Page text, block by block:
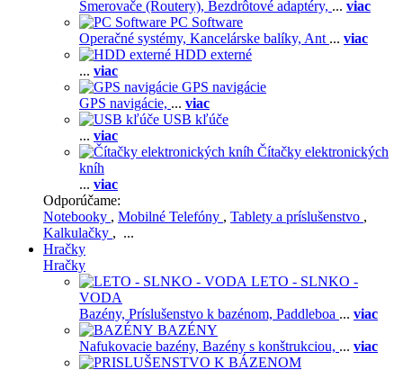
Smerovače (Routery), Bezdrôtové adaptéry, ... viac
PC Software
Operačné systémy, Kancelárske balíky, Ant ... viac
HDD externé
... viac
GPS navigácie
GPS navigácie, ... viac
USB kľúče
... viac
Čítačky elektronických
kníh
... viac
Odporúčame:
Notebooky , Mobilné Telefóny , Tablety a príslušenstvo ,
Kalkulačky , ...
Hračky
Hračky
LETO - SLNKO -
VODA
Bazény, Príslušenstvo k bazénom, Paddleboa ... viac
BAZÉNY
Nafukovacie bazény, Bazény s konštrukciou, ... viac